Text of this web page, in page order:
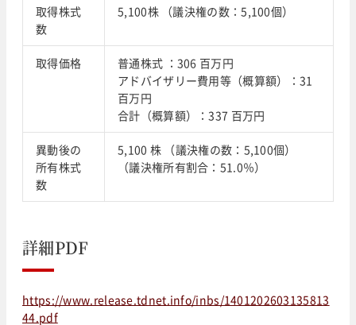
取得株式
数
5,100株 （議決権の数：5,100個）
取得価格
普通株式 ：306 百万円
アドバイザリー費用等（概算額）：31
百万円
合計（概算額）：337 百万円
異動後の
所有株式
数
5,100 株 （議決権の数：5,100個）
（議決権所有割合：51.0％）
詳細PDF
https://www.release.tdnet.info/inbs/1401202603135813
44.pdf